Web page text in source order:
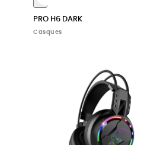
PRO H6 DARK
Casques